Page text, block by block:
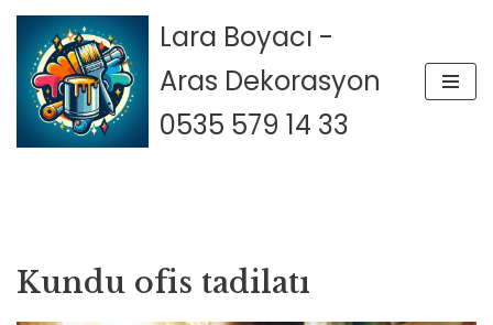
İçeriğe
geç
Lara Boyacı -
Aras Dekorasyon
0535 579 14 33
Kundu ofis tadilatı